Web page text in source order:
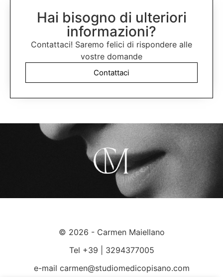
Hai bisogno di ulteriori
informazioni?
Contattaci! Saremo felici di rispondere alle
vostre domande
Contattaci
© 2026 - Carmen Maiellano
Tel +39 | 3294377005
e-mail carmen@studiomedicopisano.com